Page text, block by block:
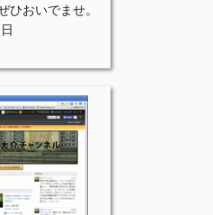
ひおいでませ。